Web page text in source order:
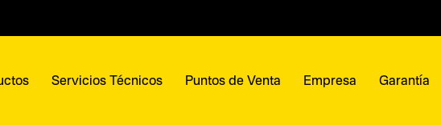
Servicios Técnicos Puntos de Venta Empresa Garantía